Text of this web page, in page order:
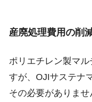
産廃処理費用の削
ポリエチレン製マ
すが、OJIサステナ
その必要がありませ